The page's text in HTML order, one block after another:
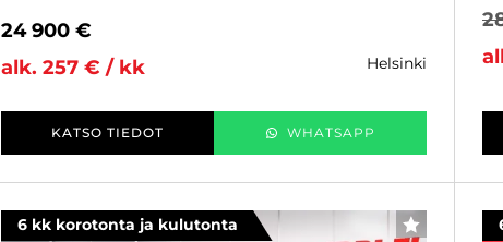
24 900 €
alk. 257 € / kk
helsinki
KATSO TIEDOT WHATSAPP
6 kk korotonta ja kulutonta SUOSIKKI